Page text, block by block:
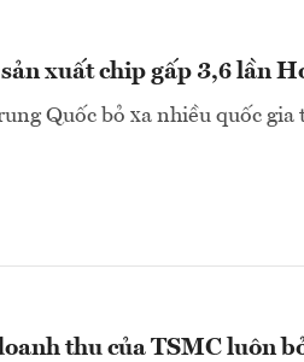
xuất chip gấp 3,6 lần
Quốc bỏ xa nhiều quốc gia
thu của TSMC luôn